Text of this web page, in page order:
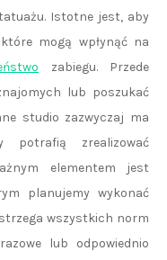
Istotne jest, aby
mogą wpłynąć na
zabiegu. Przede
lub poszukać
studio zazwyczaj ma
potrafią zrealizować
elementem jest
planujemy wykonać
wszystkich norm
lub odpowiednio